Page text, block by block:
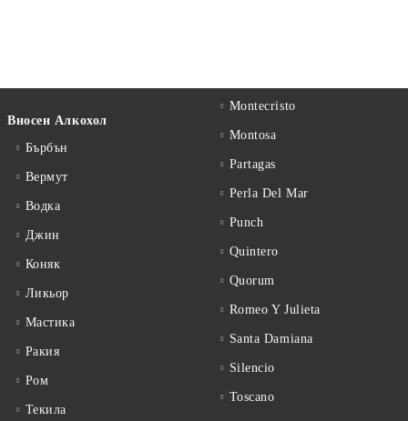
Вносен Алкохол
Бърбън
Вермут
Водка
Джин
Коняк
Ликьор
Мастика
Ракия
Ром
Текила
Montecristo
Montosa
Partagas
Perla Del Mar
Punch
Quintero
Quorum
Romeo Y Julieta
Santa Damiana
Silencio
Toscano